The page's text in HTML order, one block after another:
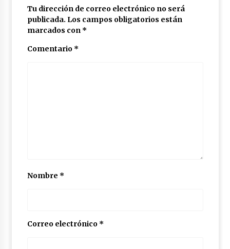
Tu dirección de correo electrónico no será
publicada. Los campos obligatorios están
marcados con *
Comentario *
Nombre *
Correo electrónico *